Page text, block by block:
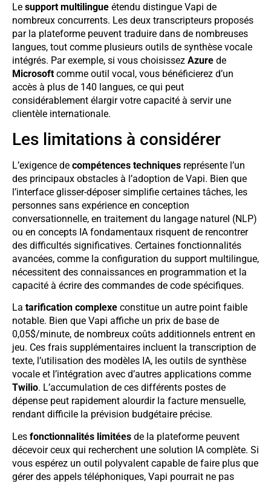
Le support multilingue étendu distingue Vapi de
nombreux concurrents. Les deux transcripteurs proposés
par la plateforme peuvent traduire dans de nombreuses
langues, tout comme plusieurs outils de synthèse vocale
intégrés. Par exemple, si vous choisissez Azure de
Microsoft comme outil vocal, vous bénéficierez d’un
accès à plus de 140 langues, ce qui peut
considérablement élargir votre capacité à servir une
clientèle internationale.
Les limitations à considérer
L’exigence de compétences techniques représente l’un
des principaux obstacles à l’adoption de Vapi. Bien que
l’interface glisser-déposer simplifie certaines tâches, les
personnes sans expérience en conception
conversationnelle, en traitement du langage naturel (NLP)
ou en concepts IA fondamentaux risquent de rencontrer
des difficultés significatives. Certaines fonctionnalités
avancées, comme la configuration du support multilingue,
nécessitent des connaissances en programmation et la
capacité à écrire des commandes de code spécifiques.
La tarification complexe constitue un autre point faible
notable. Bien que Vapi affiche un prix de base de
0,05$/minute, de nombreux coûts additionnels entrent en
jeu. Ces frais supplémentaires incluent la transcription de
texte, l’utilisation des modèles IA, les outils de synthèse
vocale et l’intégration avec d’autres applications comme
Twilio. L’accumulation de ces différents postes de
dépense peut rapidement alourdir la facture mensuelle,
rendant difficile la prévision budgétaire précise.
Les fonctionnalités limitées de la plateforme peuvent
décevoir ceux qui recherchent une solution IA complète. Si
vous espérez un outil polyvalent capable de faire plus que
gérer des appels téléphoniques, Vapi pourrait ne pas